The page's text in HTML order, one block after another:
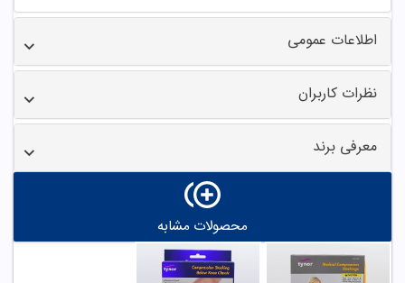
اطلاعات عمومی
نظرات کاربران
معرفی برند
محصولات مشابه